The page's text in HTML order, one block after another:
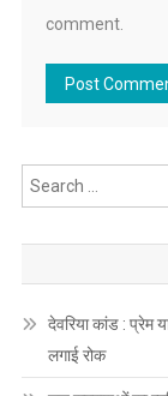
comment.
देवरिया कांड : प्रेम
लगाई रोक